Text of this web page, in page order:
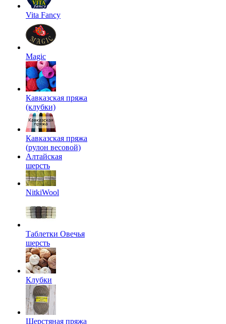
Vita Fancy
Magic
Кавказская пряжа
(клубки)
Кавказская пряжа
(рулон весовой)
Алтайская
шерсть
NitkiWool
Таблетки Овечья
шерсть
Клубки
Шерстяная пряжа